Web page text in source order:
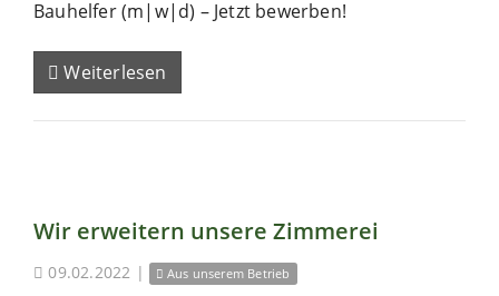
Bauhelfer (m|w|d) – Jetzt bewerben!
Weiterlesen
Wir erweitern unsere Zimmerei
09.02.2022 | Aus unserem Betrieb